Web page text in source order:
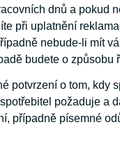
dnů a pokud
při uplatnění
nebude-li mít
budete o způsobu
potvrzení o tom,
požaduje a
případně písemné